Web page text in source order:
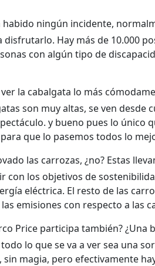
ningún incidente,
Hay más de 10.000
con algún tipo de
la cabalgata lo más
son muy altas, se ven desde
y bueno pues lo único
que lo pasemos todos lo
las carrozas, ¿no? Estas
los objetivos de
eléctrica. El resto de las
emisiones con respecto a las
Price participa también? ¿Una
lo que se va a ver sea una
magia, pero efectivamente